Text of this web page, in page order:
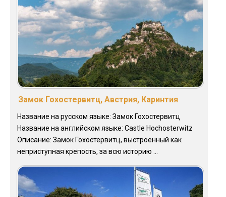
Замок Гохостервитц, Австрия, Каринтия
Название на русском языке: Замок Гохостервитц
Название на английском языке: Castle Hochosterwitz
Описание: Замок Гохостервитц, выстроенный как
неприступная крепость, за всю историю ...